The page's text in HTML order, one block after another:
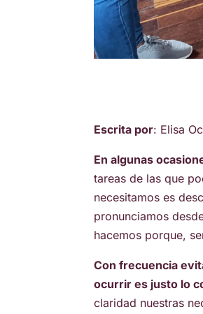
Escrita por: Elisa
En algunas
tareas de las que
necesitamos es
pronunciamos
hacemos porque,
Con frecuencia
ocurrir es justo lo
claridad nuestras